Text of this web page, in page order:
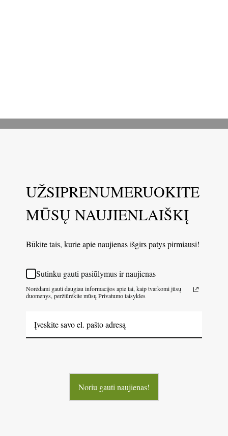
UŽSIPRENUMERUOKITE
MŪSŲ NAUJIENLAIŠKĮ
Būkite tais, kurie apie naujienas išgirs patys pirmiausi!
Sutinku gauti pasiūlymus ir naujienas
Norėdami gauti daugiau informacijos apie tai, kaip tvarkomi jūsų
duomenys, peržiūrėkite mūsų Privatumo taisykles
Noriu gauti naujienas!